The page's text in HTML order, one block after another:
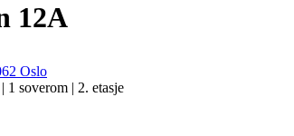
12A
Oslo
1 soverom | 2. etasje